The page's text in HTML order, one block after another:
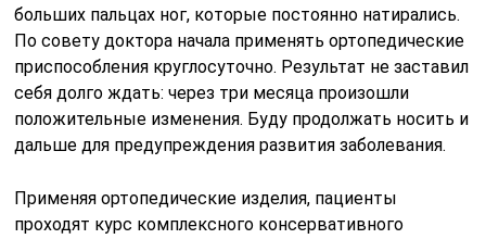
больших пальцах ног, которые постоянно натирались.
По совету доктора начала применять ортопедические
приспособления круглосуточно. Результат не заставил
себя долго ждать: через три месяца произошли
положительные изменения. Буду продолжать носить и
дальше для предупреждения развития заболевания.
Применяя ортопедические изделия, пациенты
проходят курс комплексного консервативного